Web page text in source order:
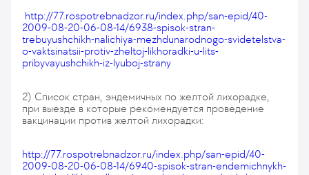
http://77.rospotrebnadzor.ru/index.php/san-epid/40-
2009-08-20-06-08-14/6938-spisok-stran-
trebuyushchikh-nalichiya-mezhdunarodnogo-svidetelstva-
o-vaktsinatsii-protiv-zheltoj-likhoradki-u-lits-
pribyvayushchikh-iz-lyuboj-strany
2) Список стран, эндемичных по желтой лихорадке,
при выезде в которые рекомендуется проведение
вакцинации против желтой лихорадки:
http://77.rospotrebnadzor.ru/index.php/san-epid/40-
2009-08-20-06-08-14/6940-spisok-stran-endemichnykh-